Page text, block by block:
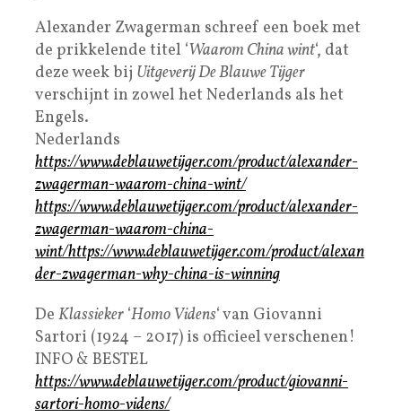
Alexander Zwagerman schreef een boek met
de prikkelende titel ‘Waarom China wint‘, dat
deze week bij Uitgeverij De Blauwe Tijger
verschijnt in zowel het Nederlands als het
Engels.
Nederlands
https://www.deblauwetijger.com/product/alexander-
zwagerman-waarom-china-wint/
https://www.deblauwetijger.com/product/alexander-
zwagerman-waarom-china-
wint/https://www.deblauwetijger.com/product/alexan
der-zwagerman-why-china-is-winning
De Klassieker ‘Homo Videns‘ van Giovanni
Sartori (1924 – 2017) is officieel verschenen!
INFO & BESTEL
https://www.deblauwetijger.com/product/giovanni-
sartori-homo-videns/